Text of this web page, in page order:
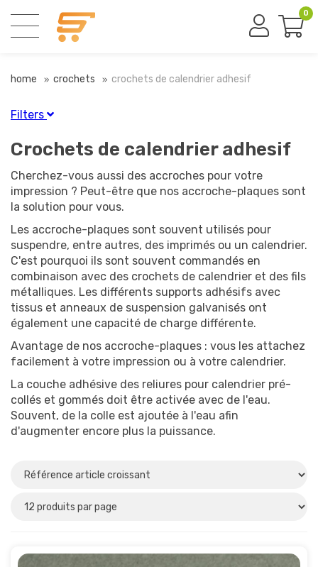
0
home crochets crochets de calendrier adhesif
Filters
Finition
Plaqué laiton (1)
Auto-adhésif
Autocollant(3)
Diamètre
Matériau
Divers (2)
Métal(1)
Crochets de calendrier adhesif
Cherchez-vous aussi des accroches pour votre
impression ? Peut-être que nos accroche-plaques sont
la solution pour vous.
Les accroche-plaques sont souvent utilisés pour
suspendre, entre autres, des imprimés ou un calendrier.
C'est pourquoi ils sont souvent commandés en
combinaison avec des crochets de calendrier et des fils
métalliques. Les différents supports adhésifs avec
tissus et anneaux de suspension galvanisés ont
également une capacité de charge différente.
Avantage de nos accroche-plaques : vous les attachez
facilement à votre impression ou à votre calendrier.
La couche adhésive des reliures pour calendrier pré-
collés et gommés doit être activée avec de l'eau.
Souvent, de la colle est ajoutée à l'eau afin
d'augmenter encore plus la puissance.